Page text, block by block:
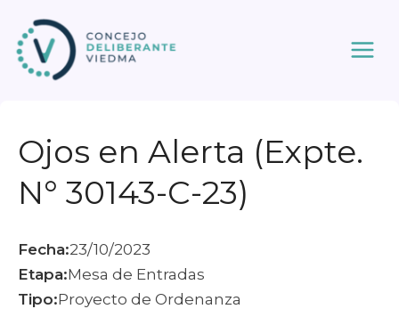
contenido
Ojos en Alerta (Expte.
N° 30143-C-23)
Fecha:23/10/2023
Etapa:Mesa de Entradas
Tipo:Proyecto de Ordenanza